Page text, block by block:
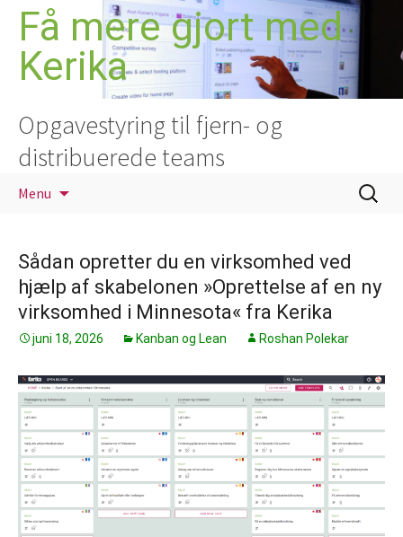
Hop
indhold
Få mere gjort med
Kerika
Opgavestyring til fjern- og
distribuerede teams
Menu
Søg
efter:
Sådan opretter du en virksomhed ved
hjælp af skabelonen »Oprettelse af en ny
virksomhed i Minnesota« fra Kerika
juni 18, 2026 Kanban og Lean Roshan Polekar